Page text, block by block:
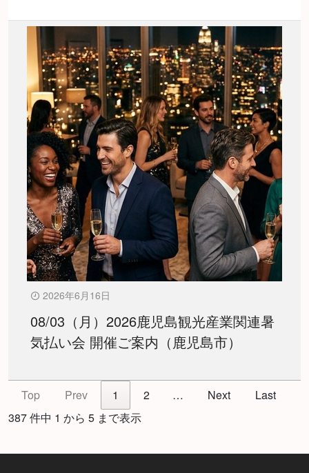
2026年6月16日
08/03（月）2026鹿児島観光産業関連暑
気払い会 開催ご案内（鹿児島市）
Top Prev 1 2 … Next
Last
387 件中 1 から 5 まで表示